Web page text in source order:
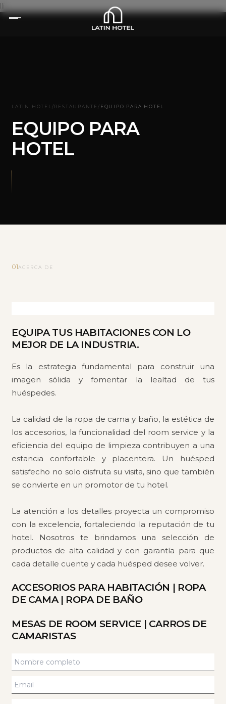
lli
LATIN HOTEL /RESTAURANTE/ EQUIPO PARA HOTEL
EQUIPO PARA
HOTEL
01ACERCA DE
EQUIPA TUS HABITACIONES CON LO
MEJOR DE LA INDUSTRIA.
Es la estrategia fundamental para construir una
imagen sólida y fomentar la lealtad de tus
huéspedes.
La calidad de la ropa de cama y baño, la estética de
los accesorios, la funcionalidad del room service y la
eficiencia del equipo de limpieza contribuyen a una
estancia confortable y placentera. Un huésped
satisfecho no solo disfruta su visita, sino que también
se convierte en un promotor de tu hotel.
La atención a los detalles proyecta un compromiso
con la excelencia, fortaleciendo la reputación de tu
hotel. Nosotros te brindamos una selección de
productos de alta calidad y con garantía para que
cada detalle cuente y cada huésped desee volver.
ACCESORIOS PARA HABITACIÓN | ROPA
DE CAMA| ROPA DE BAÑO
MESAS DE ROOM SERVICE | CARROS DE
CAMARISTAS